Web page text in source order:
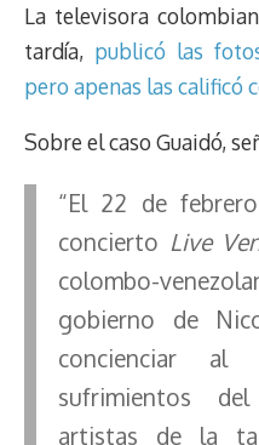
La televisora
tardía, publicó las
pero apenas las calificó
Sobre el caso Guaidó,
“El 22 de
concierto Live
colombo-
gobierno de
concienciar al
sufrimientos
artistas de la